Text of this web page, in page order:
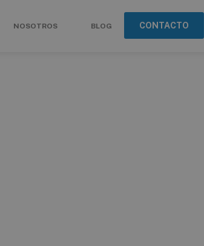
NOSOTROS BLOG CONTACTO